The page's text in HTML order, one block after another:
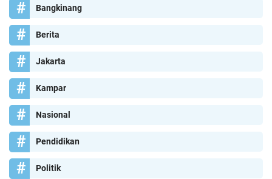
Bangkinang
Berita
Jakarta
Kampar
Nasional
Pendidikan
Politik